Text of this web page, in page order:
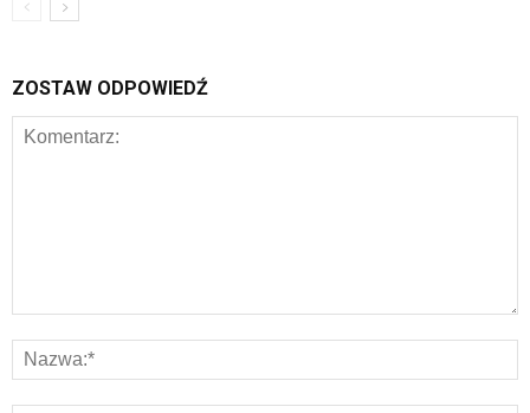
ZOSTAW ODPOWIEDŹ